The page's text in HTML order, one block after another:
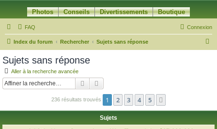
Photos Conseils Divertissements Boutique
FAQ Connexion
Index du forum Rechercher Sujets sans réponse
c
Sujets sans réponse
Aller à la recherche avancée
Rechercher
236 résultats trouvés 1 2 3 4 5
Sujets